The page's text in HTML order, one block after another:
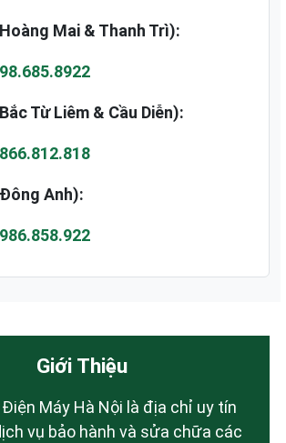
Mai & Thanh Trì):
Từ Liêm & Cầu Diễn):
Anh):
Giới Thiệu
Máy Hà Nội là địa chỉ uy tín
vụ bảo hành và sửa chữa các